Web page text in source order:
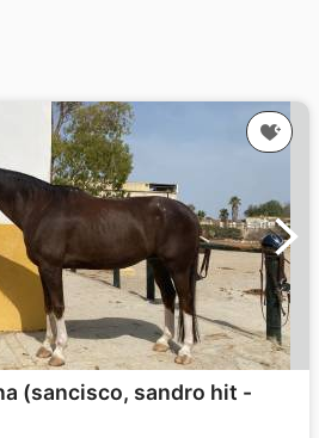
(sancisco, sandro hit -